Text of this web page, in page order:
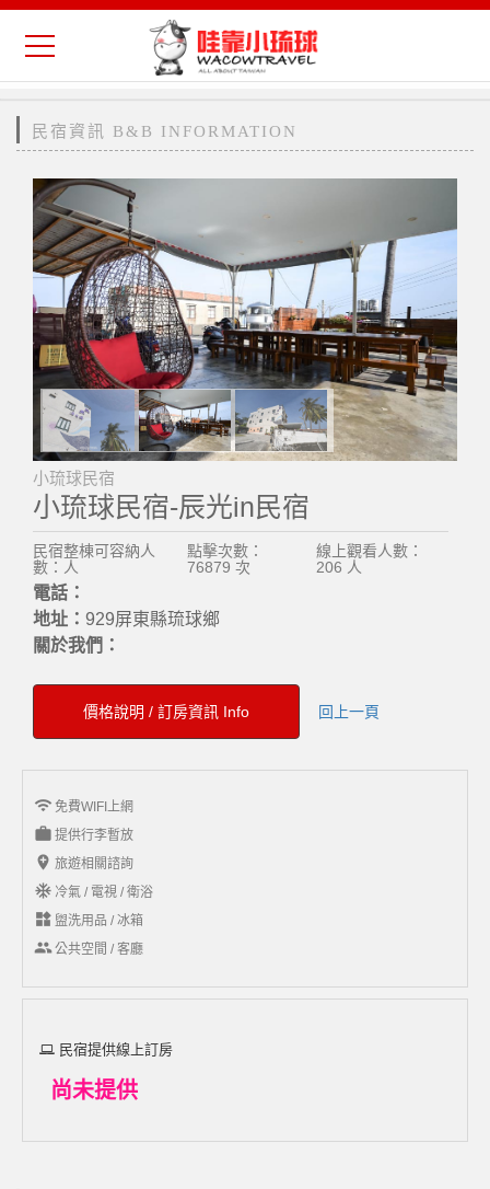
民宿資訊 B&B INFORMATION
小琉球民宿
小琉球民宿-辰光in民宿
民宿整棟可容納人
數：人
點擊次數：
76879 次
線上觀看人數：
206 人
電話：
地址： 929屏東縣琉球鄉
關於我們：
價格說明 / 訂房資訊 Info 回上一頁
wifi 免費WIFI上網
work 提供行李暫放
add_location 旅遊相關諮詢
ac_unit 冷氣 / 電視 / 衛浴
widgets 盥洗用品 / 冰箱
group公共空間 / 客廳
民宿提供線上訂房
尚未提供